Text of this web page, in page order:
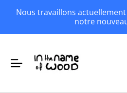
Nous travaillons
notre